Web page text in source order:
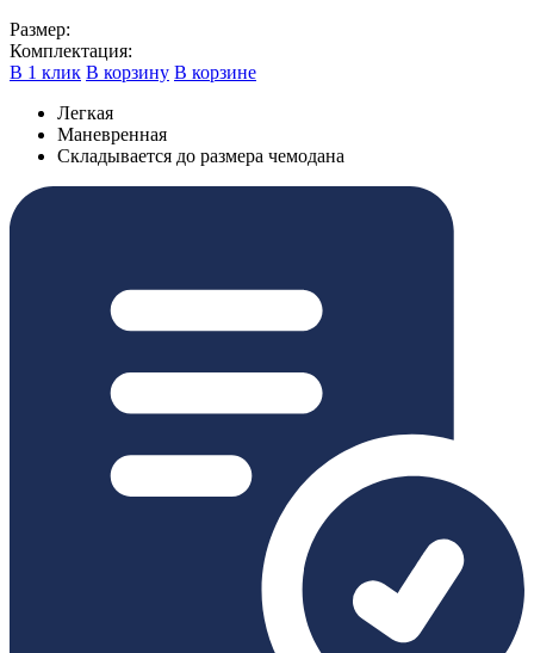
Размер:
Комплектация:
В 1 клик В корзину В корзине
Легкая
Маневренная
Складывается до размера чемодана